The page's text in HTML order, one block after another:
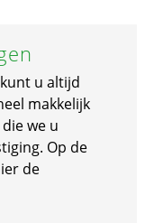
u altijd
makkelijk
we u
Op de
de